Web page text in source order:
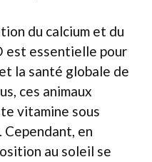
du calcium et du
est essentielle pour
la santé globale de
ces animaux
vitamine sous
Cependant, en
au soleil se